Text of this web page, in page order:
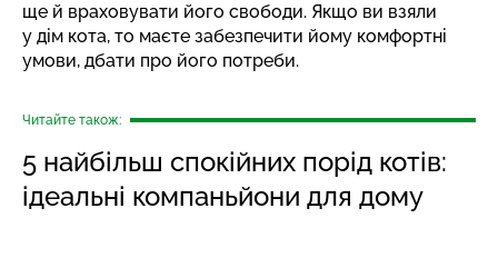
ще й враховувати його свободи. Якщо ви взяли
у дім кота, то маєте забезпечити йому комфортні
умови, дбати про його потреби.
Читайте також:
5 найбільш спокійних порід котів:
ідеальні компаньйони для дому